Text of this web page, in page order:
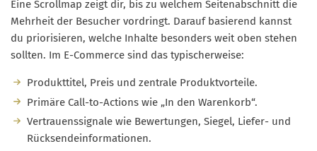
Eine Scrollmap zeigt dir, bis zu welchem Seitenabschnitt die
Mehrheit der Besucher vordringt. Darauf basierend kannst
du priorisieren, welche Inhalte besonders weit oben stehen
sollten. Im E-Commerce sind das typischerweise:
Produkttitel, Preis und zentrale Produktvorteile.
Primäre Call-to-Actions wie „In den Warenkorb“.
Vertrauenssignale wie Bewertungen, Siegel, Liefer- und
Rücksendeinformationen.